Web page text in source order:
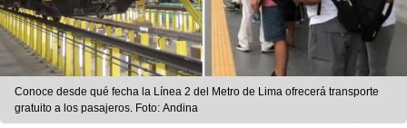
Conoce desde qué fecha la Línea 2 del Metro de Lima ofrecerá transporte
gratuito a los pasajeros. Foto: Andina